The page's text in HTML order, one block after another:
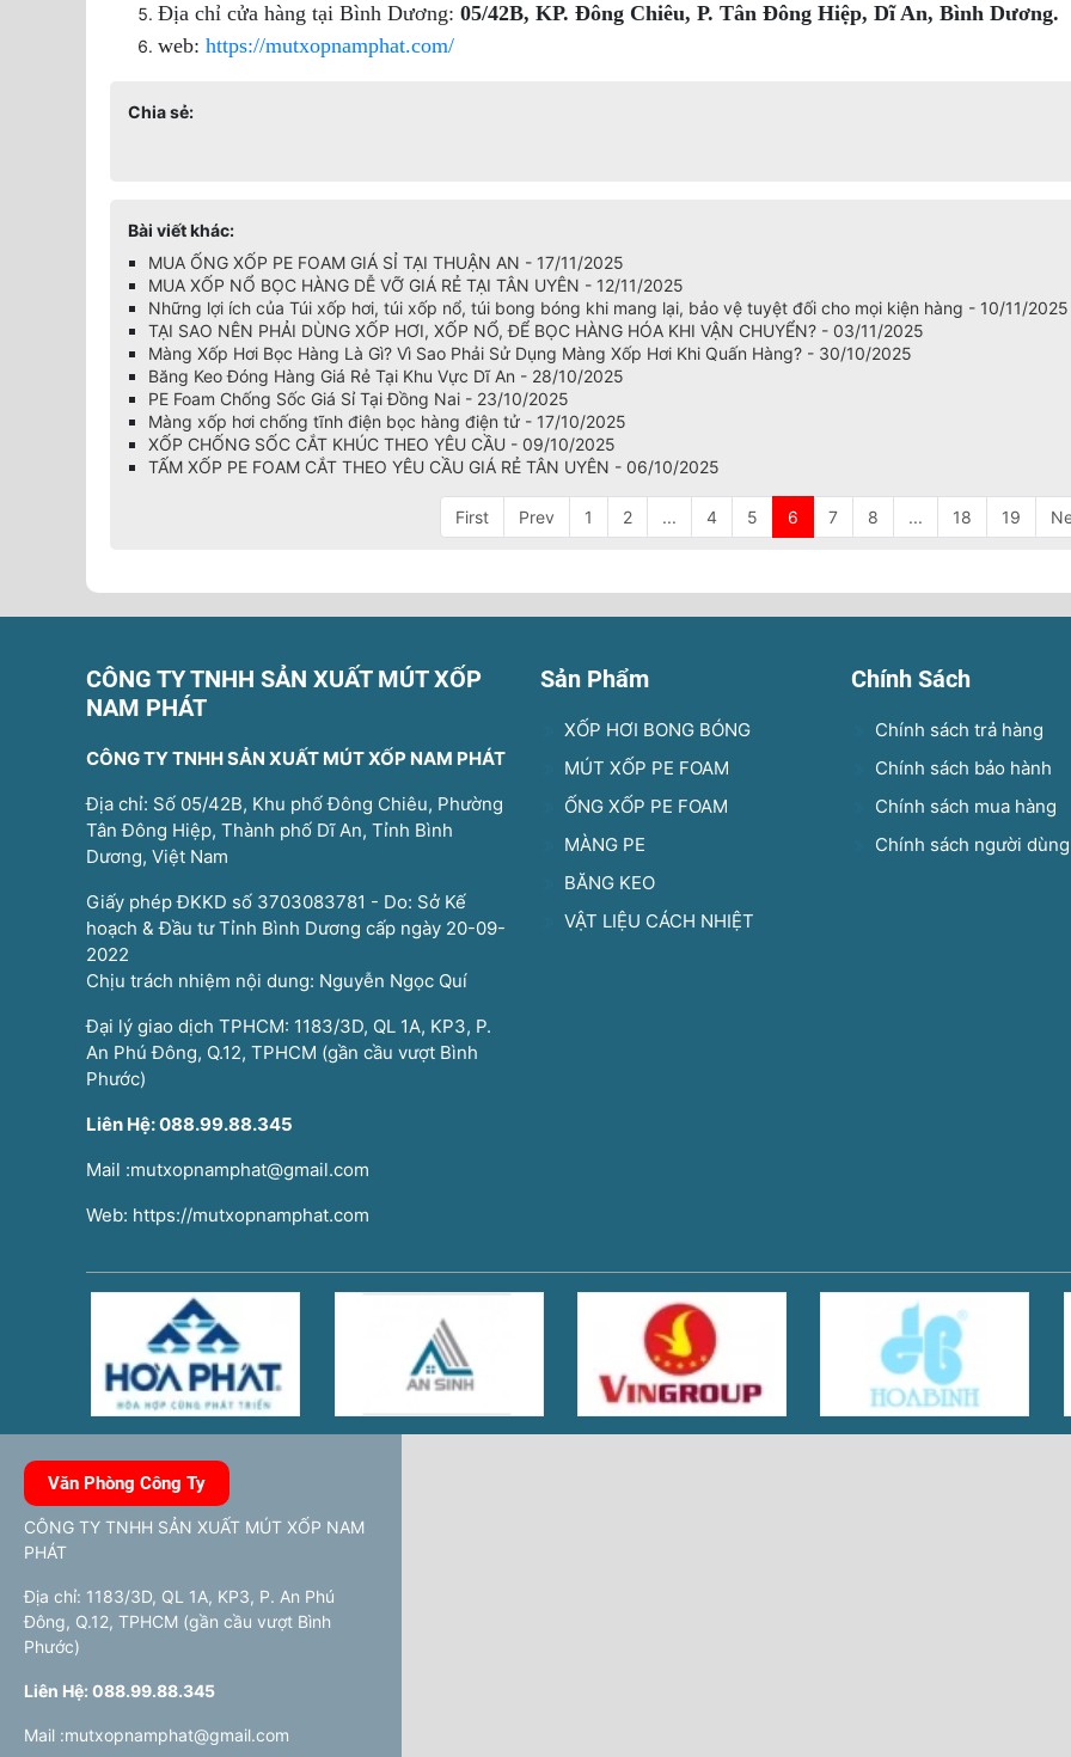
Địa chỉ cửa hàng tại Bình Dương: 05/42B, KP. Đông Chiêu, P. Tân Đông Hiệp, Dĩ An, Bình Dương.
web: https://mutxopnamphat.com/
Chia sẻ:
Bài viết khác:
MUA ỐNG XỐP PE FOAM GIÁ SỈ TẠI THUẬN AN - 17/11/2025
MUA XỐP NỔ BỌC HÀNG DỄ VỠ GIÁ RẺ TẠI TÂN UYÊN - 12/11/2025
Những lợi ích của Túi xốp hơi, túi xốp nổ, túi bong bóng khi mang lại, bảo vệ tuyệt đối cho mọi kiện hàng - 10/11/2025
TẠI SAO NÊN PHẢI DÙNG XỐP HƠI, XỐP NỔ, ĐỂ BỌC HÀNG HÓA KHI VẬN CHUYỂN? - 03/11/2025
Màng Xốp Hơi Bọc Hàng Là Gì? Vì Sao Phải Sử Dụng Màng Xốp Hơi Khi Quấn Hàng? - 30/10/2025
Băng Keo Đóng Hàng Giá Rẻ Tại Khu Vực Dĩ An - 28/10/2025
PE Foam Chống Sốc Giá Sỉ Tại Đồng Nai - 23/10/2025
Màng xốp hơi chống tĩnh điện bọc hàng điện tử - 17/10/2025
XỐP CHỐNG SỐC CẮT KHÚC THEO YÊU CẦU - 09/10/2025
TẤM XỐP PE FOAM CẮT THEO YÊU CẦU GIÁ RẺ TÂN UYÊN - 06/10/2025
First Prev 1 2 ... 4 5 6 7 8 ... 18 19
CÔNG TY TNHH SẢN XUẤT MÚT XỐP
NAM PHÁT
CÔNG TY TNHH SẢN XUẤT MÚT XỐP NAM PHÁT
Địa chỉ: Số 05/42B, Khu phố Đông Chiêu, Phường
Tân Đông Hiệp, Thành phố Dĩ An, Tỉnh Bình
Dương, Việt Nam
Giấy phép ĐKKD số 3703083781 - Do: Sở Kế
hoạch & Đầu tư Tỉnh Bình Dương cấp ngày 20-09-
2022
Chịu trách nhiệm nội dung: Nguyễn Ngọc Quí
Đại lý giao dịch TPHCM: 1183/3D, QL 1A, KP3, P.
An Phú Đông, Q.12, TPHCM (gần cầu vượt Bình
Phước)
Liên Hệ: 088.99.88.345
Mail :mutxopnamphat@gmail.com
Web: https://mutxopnamphat.com
Sản Phẩm
XỐP HƠI BONG BÓNG
MÚT XỐP PE FOAM
ỐNG XỐP PE FOAM
MÀNG PE
BĂNG KEO
VẬT LIỆU CÁCH NHIỆT
Chính Sách
Chính sách trả hàng
Chính sách bảo hành
Chính sách mua hàng
Chính sách người dùng
Văn Phòng Công Ty
CÔNG TY TNHH SẢN XUẤT MÚT XỐP NAM
PHÁT
Địa chỉ: 1183/3D, QL 1A, KP3, P. An Phú
Đông, Q.12, TPHCM (gần cầu vượt Bình
Phước)
Liên Hệ: 088.99.88.345
Mail :mutxopnamphat@gmail.com